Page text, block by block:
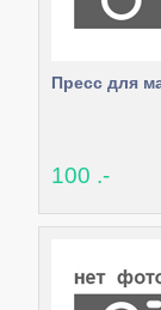
Пресс для
100 .-